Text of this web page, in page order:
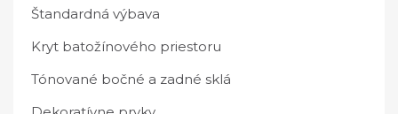
Štandardná výbava
Kryt batožínového priestoru
Tónované bočné a zadné sklá